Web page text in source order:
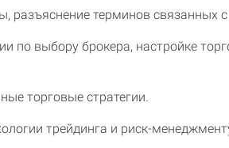
разъяснение терминов связанных
по выбору брокера, настройке
торговые стратегии.
трейдинга и риск-